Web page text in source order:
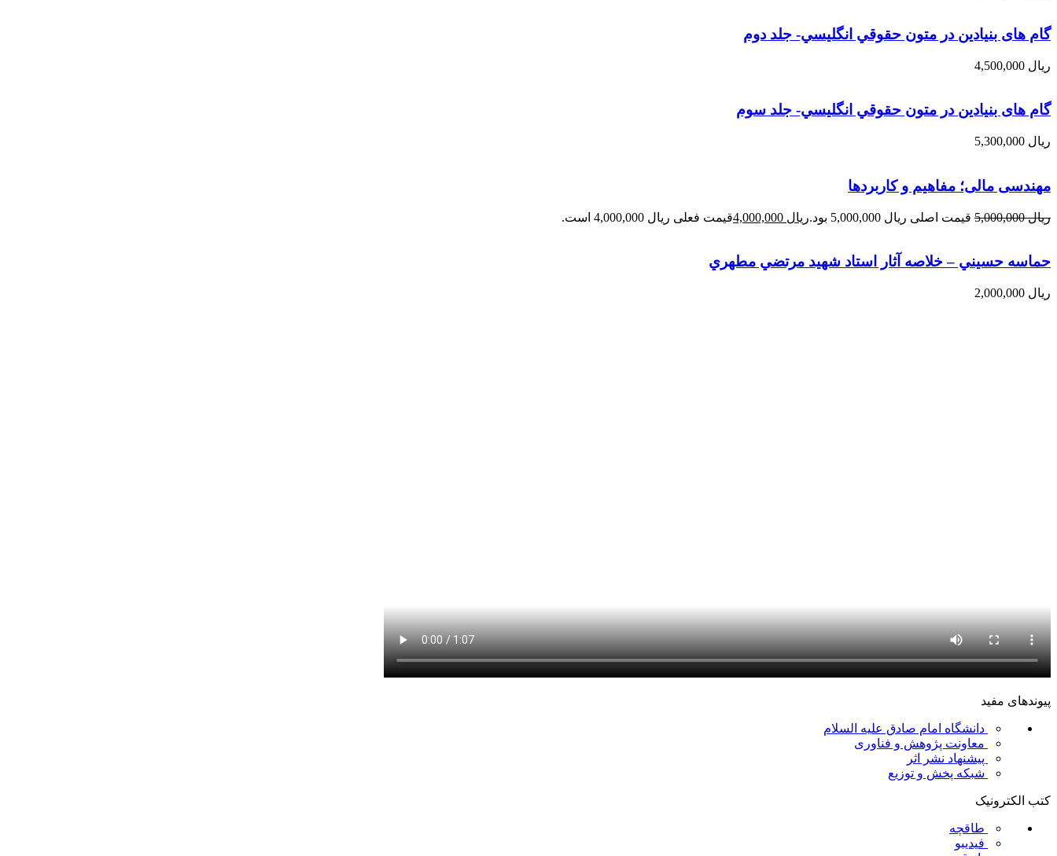
گام های بنیادین در متون حقوقي انگليسي- جلد دوم
ریال
گام های بنیادین در متون حقوقي انگليسي- جلد سوم
ریال
مهندسی مالی؛ مفاهیم و کاربردها
ریال5,000,000 قیمت اصلی ریال 5,000,000 بود. ریال قیمت فعلی ریال 4,000,000 است.
حماسه حسيني – خلاصه آثار استاد شهيد مرتضي مطهري
ریال
پیوندهای مفید
دانشگاه امام صادق علیه السلام
معاونت پژوهش و فناوری
پیشنهاد نشر اثر
شبکه پخش و توزیع
کتب الکترونیک
طاقچه
فیدیبو